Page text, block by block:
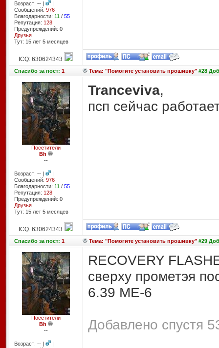
Возраст: -- |
|
Сообщений: 976
Благодарности: 11 / 55
Репутация: 128
Предупреждений: 0
Друзья
Тут: 15 лет 5 месяцев
ICQ: 630624343
Спасибоза пост: 1 Тема: "Помогите установить прошивку"#28
Посетители
Bh
--
Возраст: -- |
|
Сообщений: 976
Благодарности: 11 / 55
Репутация: 128
Предупреждений: 0
Друзья
Тут: 15 лет 5 месяцев
Tranceviva,
псп сейчас
ICQ: 630624343
Спасибоза пост: 1 Тема: "Помогите установить прошивку"#29
Посетители
Bh
--
Возраст: -- |
|
RECOVERY
сверху прометэя
6.39 МЕ-6
Добавлено спустя